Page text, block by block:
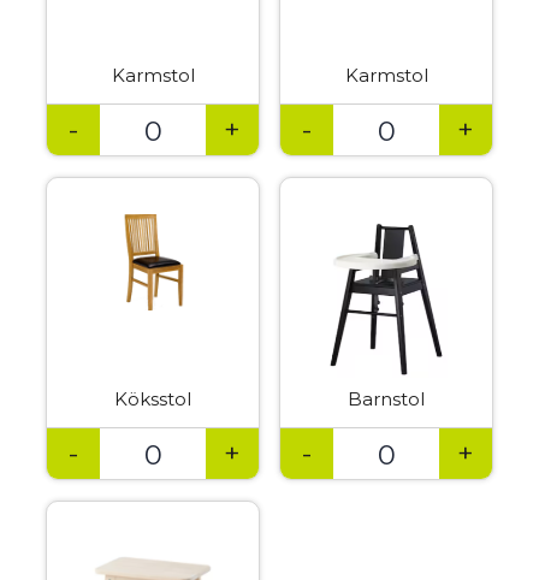
Karmstol
- +
Karmstol
- +
Köksstol
- +
Barnstol
- +